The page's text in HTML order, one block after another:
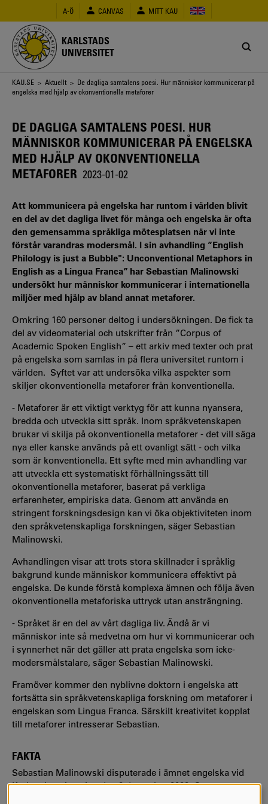
huvudinnehåll
A-Ö CANVAS MITT KAU
KARLSTADS
UNIVERSITET
Länkstig
KAU.SE > Aktuellt > De dagliga samtalens poesi. Hur människor kommunicerar på
engelska med hjälp av okonventionella metaforer
DE DAGLIGA SAMTALENS POESI. HUR
MÄNNISKOR KOMMUNICERAR PÅ ENGELSKA
MED HJÄLP AV OKONVENTIONELLA
METAFORER 2023-01-02
Att kommunicera på engelska har runtom i världen blivit
en del av det dagliga livet för många och engelska är ofta
den gemensamma språkliga mötesplatsen när vi inte
förstår varandras modersmål. I sin avhandling ”English
Philology is just a Bubble": Unconventional Metaphors in
English as a Lingua Franca” har Sebastian Malinowski
undersökt hur människor kommunicerar i internationella
miljöer med hjälp av bland annat metaforer.
Omkring 160 personer deltog i undersökningen. De fick ta
del av videomaterial och utskrifter från ”Corpus of
Academic Spoken English” – ett arkiv med texter och prat
på engelska som samlas in på flera universitet runtom i
världen. Syftet var att undersöka vilka aspekter som
skiljer okonventionella metaforer från konventionella.
- Metaforer är ett viktigt verktyg för att kunna nyansera,
bredda och utveckla sitt språk. Inom språkvetenskapen
brukar vi skilja på okonventionella metaforer - det vill säga
nya eller kanske används på ett ovanligt sätt - och vilka
som är konventionella. Ett syfte med min avhandling var
att utveckla ett systematiskt förhållningssätt till
okonventionella metaforer, baserat på verkliga
erfarenheter, empiriska data. Genom att använda en
stringent forskningsdesign kan vi öka objektiviteten inom
den språkvetenskapliga forskningen, säger Sebastian
Malinowski.
Avhandlingen visar att trots stora skillnader i språklig
bakgrund kunde människor kommunicera effektivt på
engelska. De kunde förstå komplexa ämnen och följa även
okonventionella metaforiska uttryck utan ansträngning.
- Språket är en del av vårt dagliga liv. Ändå är vi
människor inte så medvetna om hur vi kommunicerar och
i synnerhet när det gäller att prata engelska som icke-
modersmålstalare, säger Sebastian Malinowski.
Framöver kommer den nyblivne doktorn i engelska att
fortsätta sin språkvetenskapliga forskning om metaforer i
engelskan som Lingua Franca. Särskilt kreativitet kopplat
till metaforer intresserar Sebastian.
FAKTA
Sebastian Malinowski disputerade i ämnet engelska vid
Karlstads universitet den 2 december 2022. Opponent var